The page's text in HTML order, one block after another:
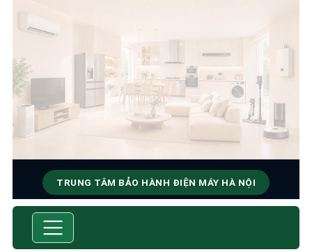
TRUNG TÂM BẢO HÀNH ĐIỆN MÁY HÀ NỘI
SỬA CHỮA & BẢO HÀNH MÁY